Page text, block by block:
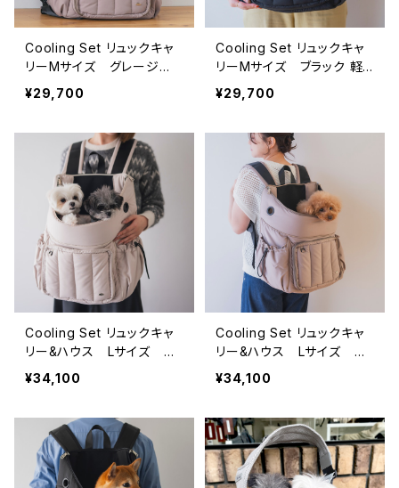
Cooling Set リュックキャ
リーMサイズ グレージ
ュ 軽量フワモコ -FuFu s
eries-
¥29,700
Cooling Set リュックキャ
リーMサイズ ブラック 軽
¥29,700
Cooling Set リュックキャ
リー&ハウス Lサイズ ア
イボリー 軽量フワモコ -F
uFu series-
¥34,100
Cooling Set リュックキャ
リー&ハウス Lサイズ グ
レージュ 軽量フワモコ -F
uFu series-
¥34,100